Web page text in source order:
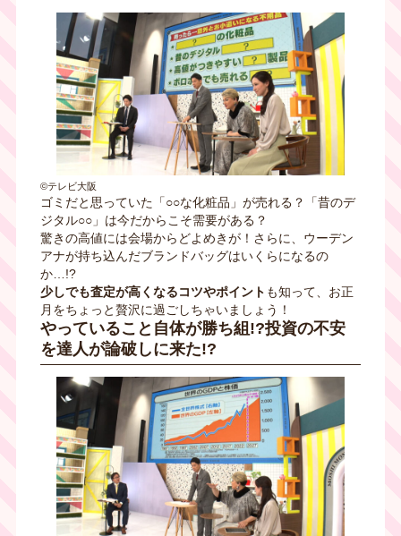
©テレビ大阪
ゴミだと思っていた「○○な化粧品」が売れる？「昔のデ
ジタル○○」は今だからこそ需要がある？
驚きの高値には会場からどよめきが！さらに、ウーデン
アナが持ち込んだブランドバッグはいくらになるの
か…!?
少しでも査定が高くなるコツやポイント も知って、お正
月をちょっと贅沢に過ごしちゃいましょう！
やっていること自体が勝ち組!?投資の不安
を達人が論破しに来た!?